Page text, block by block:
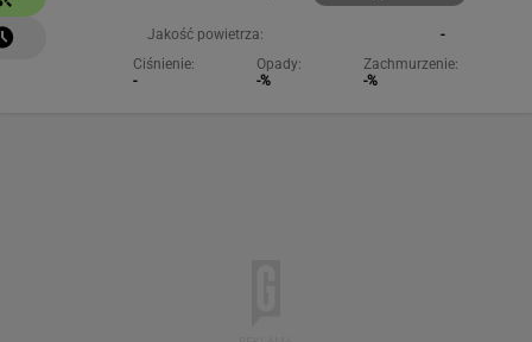
Jakość powietrza:
-
Ciśnienie:
-
Opady:
-%
Zachmurzenie:
-%